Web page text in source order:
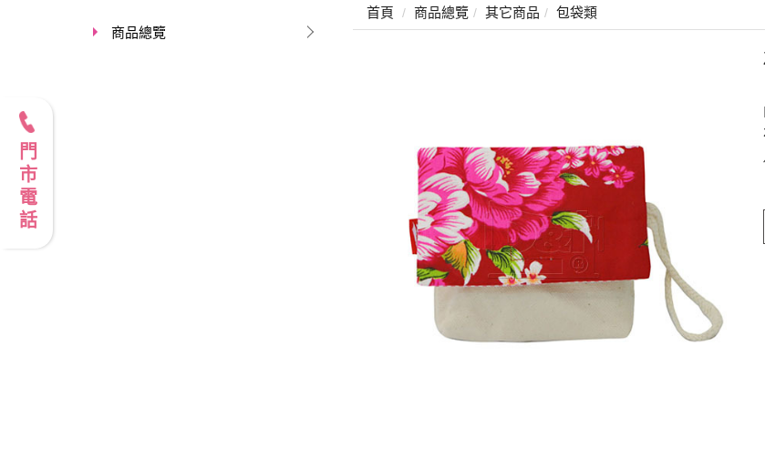
商品總覽
首頁 商品總覽 其它商品 包袋類
門市電話